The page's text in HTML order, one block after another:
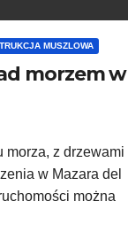
MUSZLOWA
morzem w
morza, z drzewami
w Mazara del
można